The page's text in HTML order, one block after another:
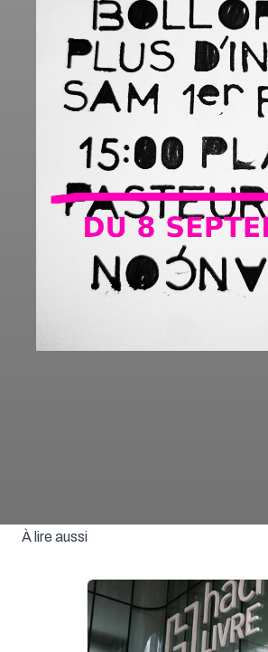
À lire aussi